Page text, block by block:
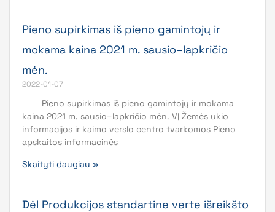
Pieno supirkimas iš pieno gamintojų ir
mokama kaina 2021 m. sausio–lapkričio
mėn.
2022-01-07
Pieno supirkimas iš pieno gamintojų ir mokama
kaina 2021 m. sausio–lapkričio mėn. VĮ Žemės ūkio
informacijos ir kaimo verslo centro tvarkomos Pieno
apskaitos informacinės
Skaityti daugiau »
Dėl Produkcijos standartine verte išreikšto